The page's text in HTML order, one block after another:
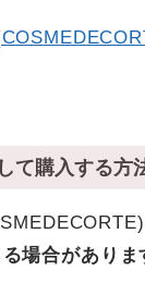
て購入する方
場合がありま